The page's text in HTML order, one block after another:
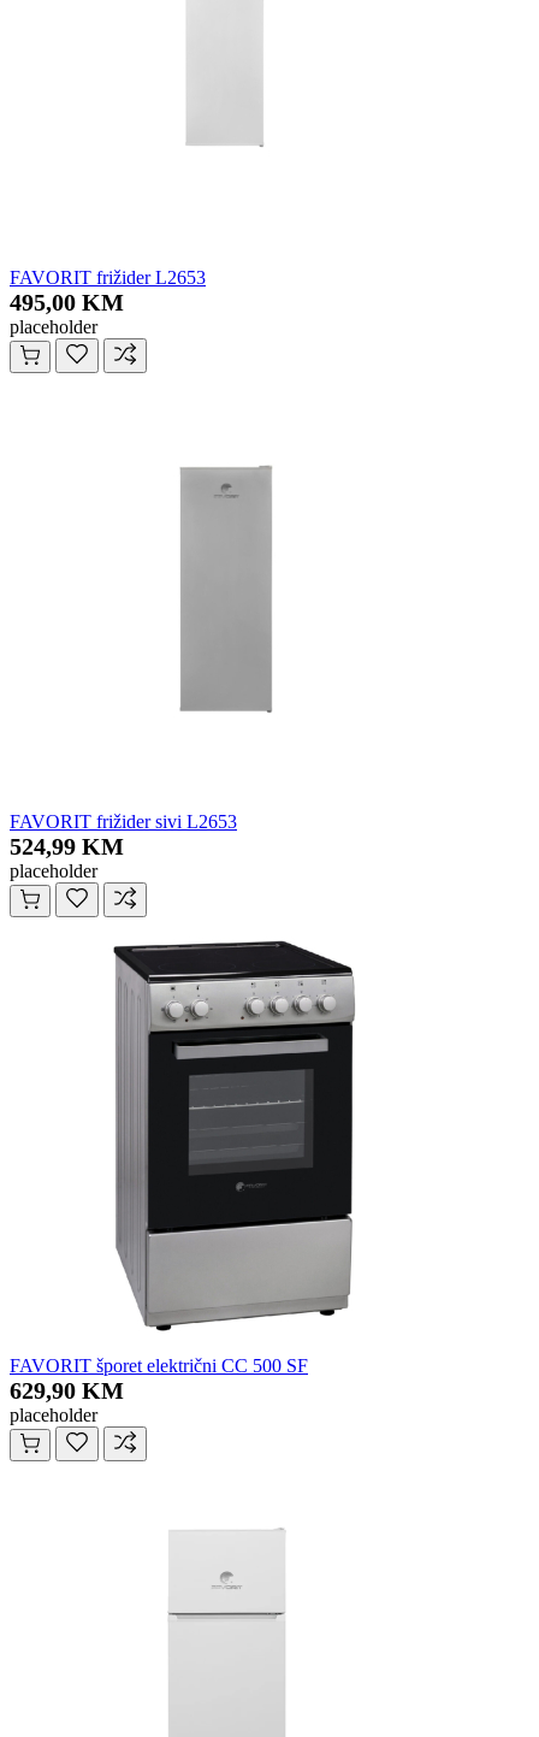
FAVORIT frižider L2653
495,00 KM
placeholder
FAVORIT frižider sivi L2653
524,99 KM
placeholder
FAVORIT šporet električni CC 500 SF
629,90 KM
placeholder